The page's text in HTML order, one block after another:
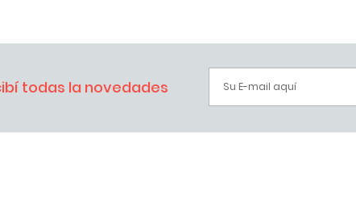
todas la novedades